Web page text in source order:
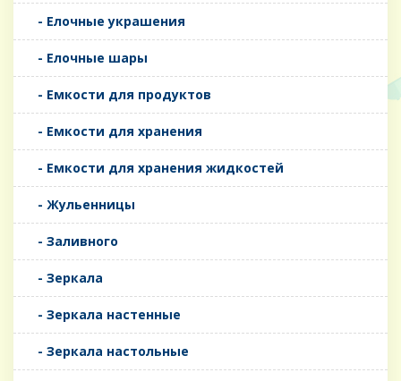
- Елочные украшения
- Елочные шары
- Емкости для продуктов
- Емкости для хранения
- Емкости для хранения жидкостей
- Жульенницы
- Заливного
- Зеркала
- Зеркала настенные
- Зеркала настольные